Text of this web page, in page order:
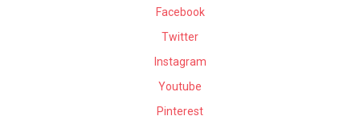
Facebook
Twitter
Instagram
Youtube
Pinterest